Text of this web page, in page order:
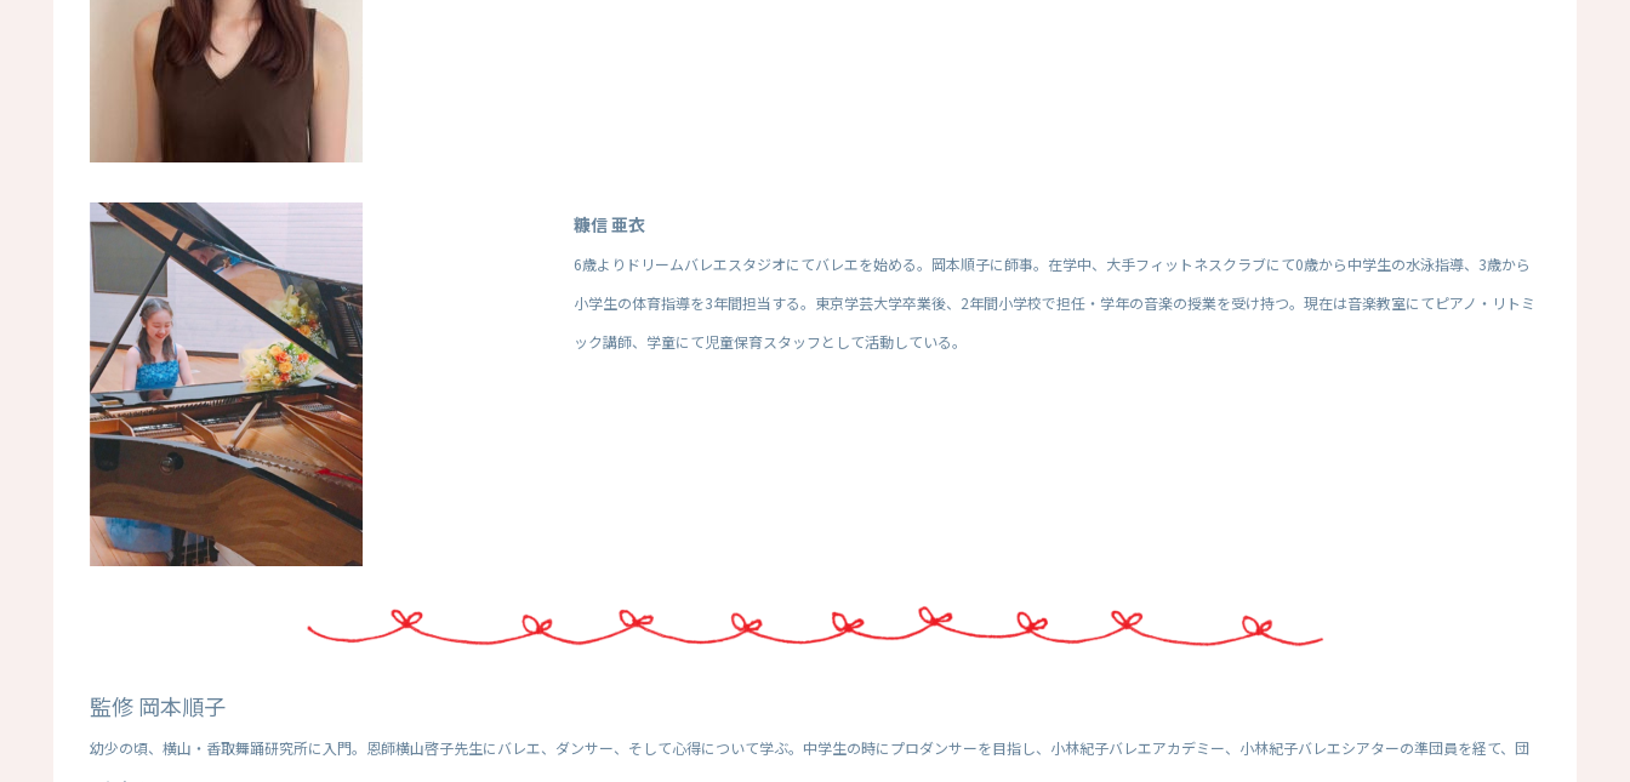
糠信 亜衣
6歳よりドリームバレエスタジオにてバレエを始める。岡本順子に師事。在学中、大手フィットネスクラブにて0歳から中学生の水泳指導、3歳から
小学生の体育指導を3年間担当する。東京学芸大学卒業後、2年間小学校で担任・学年の音楽の授業を受け持つ。現在は音楽教室にてピアノ・リトミ
ック講師、学童にて児童保育スタッフとして活動している。
監修 岡本順子
幼少の頃、横山・香取舞踊研究所に入門。恩師横山啓子先生にバレエ、ダンサー、そして心得について学ぶ。中学生の時にプロダンサーを目指し、小林紀子バレエアカデミー、小林紀子バレエシアターの準団員を経て、団